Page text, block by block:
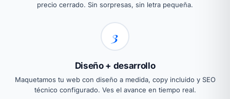
precio cerrado. Sin sorpresas, sin letra pequeña.
3
Diseño + desarrollo
Maquetamos tu web con diseño a medida, copy incluido y SEO
técnico configurado. Ves el avance en tiempo real.